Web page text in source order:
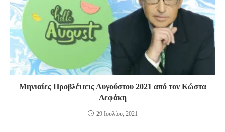
Μηνιαίες Προβλέψεις Αυγούστου 2021 από τον Κώστα
Λεφάκη
29 Ιουλίου, 2021